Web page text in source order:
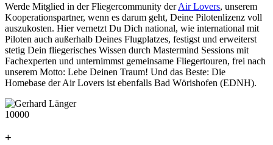
Werde Mitglied in der Fliegercommunity derAir Lovers, unserem
Kooperationspartner, wenn es darum geht, Deine Pilotenlizenz voll
auszukosten. Hier vernetzt Du Dich national, wie international mit
Piloten auch außerhalb Deines Flugplatzes, festigst und erweiterst
stetig Dein fliegerisches Wissen durch Mastermind Sessions mit
Fachexperten und unternimmst gemeinsame Fliegertouren, frei nach
unserem Motto: Lebe Deinen Traum! Und das Beste: Die
Homebase der Air Lovers ist ebenfalls Bad Wörishofen (EDNH).
10000
+